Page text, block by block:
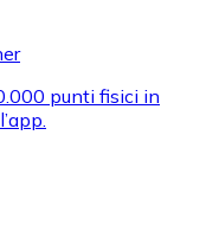
punti fisici in